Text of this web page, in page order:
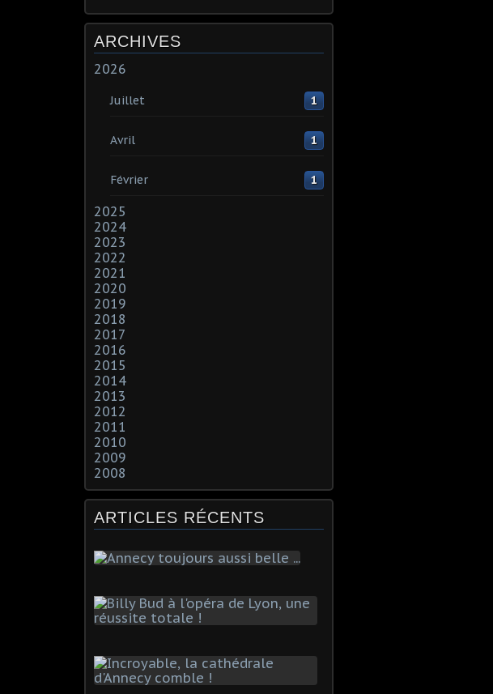
ARCHIVES
2026
Juillet 1
Avril 1
Février 1
2025
2024
2023
2022
2021
2020
2019
2018
2017
2016
2015
2014
2013
2012
2011
2010
2009
2008
ARTICLES RÉCENTS